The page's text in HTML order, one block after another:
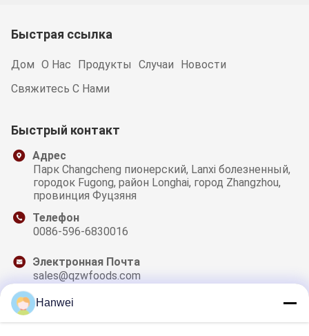
Быстрая ссылка
Дом О Нас Продукты Случаи
Новости
Свяжитесь С Нами
Быстрый контакт
Адрес
Парк Changcheng пионерский, Lanxi болезненный,
городок Fugong, район Longhai, город Zhangzhou,
провинция Фуцзяня
Телефон
0086-596-6830016
Электронная Почта
sales@qzwfoods.com
Hanwei